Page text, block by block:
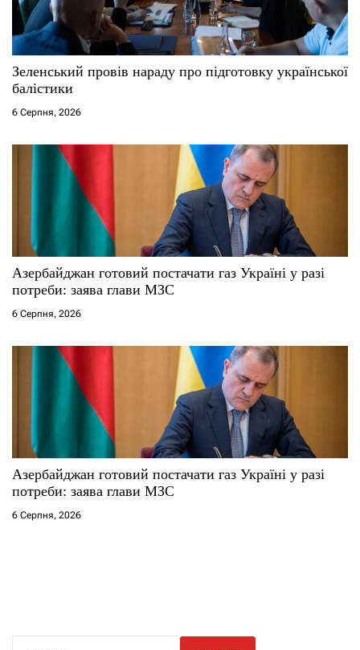
Зеленський провів нараду про підготовку української
балістики
6 Серпня, 2026
Азербайджан готовий постачати газ Україні у разі
потреби: заява глави МЗС
6 Серпня, 2026
Азербайджан готовий постачати газ Україні у разі
потреби: заява глави МЗС
6 Серпня, 2026